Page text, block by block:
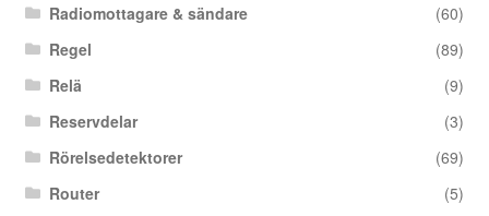
Radiomottagare & sändare
(60)
Regel
(89)
Relä
(9)
Reservdelar
(3)
Rörelsedetektorer
(69)
Router
(5)